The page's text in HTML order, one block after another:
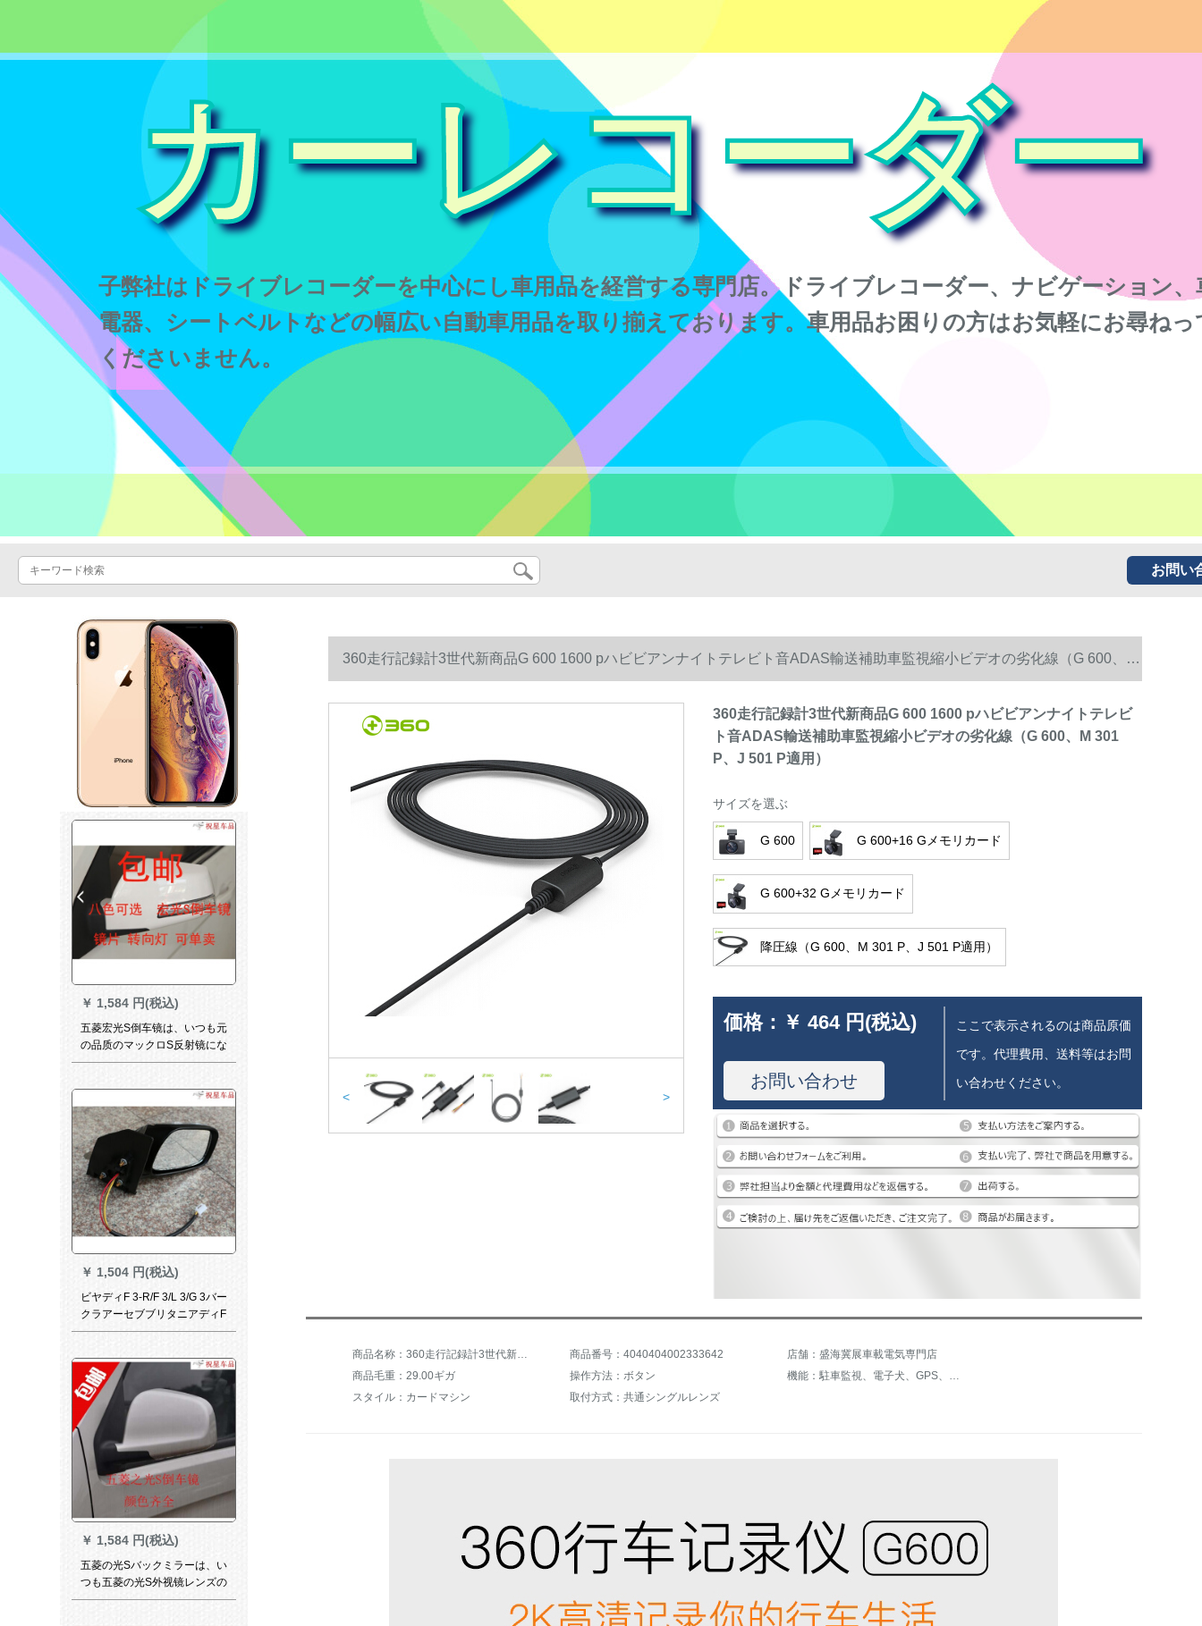
カーレコーダー
子弊社はドライブレコーダーを中心にし車用品を経営する専門店。ドライブレコーダー、ナビゲーション、
電器、シートベルトなどの幅広い自動車用品を取り揃えております。車用品お困りの方はお気軽にお尋ねっ
くださいません。
お問い
￥ 1,584 円(税込)
五菱宏光S倒车镜は、いつも元
の品质のマックロS反射镜にな
っていて、镜に漆を付けて车
かりに転换します。电动折り
たたみ式のレンズスは手动で
流砂金左を折り畳ます。
￥ 1,504 円(税込)
ビヤディF 3-R/F 3/L 3/G 3バー
クラアーセブブリタニアディF
3-R/F 3 L 3ミラーG 3バークラ
￥ 1,584 円(税込)
五菱の光Sバックミラーは、い
つも五菱の光S外视镜レンズの
光S 631ミラーになります。総
360走行記録計3世代新商品G 600 1600 pハビビアンナイトテレビト音ADAS輸送補助車監視縮小ビデオの劣化線（G 600、M
301 P、J 501 P適用）
< >
360走行記録計3世代新商品G 600 1600 pハビビアンナイトテレビ
ト音ADAS輸送補助車監視縮小ビデオの劣化線（G 600、M 301
P、J 501 P適用）
サイズを選ぶ
G 600 G 600+16 Gメモリカード
G 600+32 Gメモリカード
降圧線（G 600、M 301 P、J 501 P適用）
価格： ￥ 464 円(税込)
お問い合わせ
ここで表示されるのは商品原価
です。代理費用、送料等はお問
い合わせください。
商品名称：360走行記録計3世代新品G 600 1600 p高清夜間テレビスマート音声ADAS運転補助駐車監視縮小ビデオの劣化線（G 600、M 301 P、J 501 P適用） 商品番号：4040404002333642
店舗：盛海冀展車載電気専門店
商品毛重：29.00ギガ
操作方法：ボタン
機能：駐車監視、電子犬、GPS、夜間テレビ強化
スタイル：カードマシン
取付方式：共通シングルレンズ